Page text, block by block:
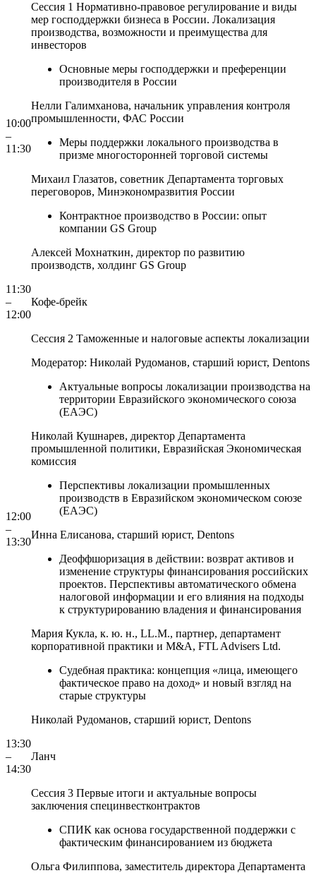
10:00
–
11:30
Сессия 1 Нормативно-правовое регулирование и виды
мер господдержки бизнеса в России. Локализация
производства, возможности и преимущества для
инвесторов
Основные меры господдержки и преференции
производителя в России
Нелли Галимханова, начальник управления контроля
промышленности, ФАС России
Меры поддержки локального производства в
призме многосторонней торговой системы
Михаил Глазатов, советник Департамента торговых
переговоров, Минэкономразвития России
Контрактное производство в России: опыт
компании GS Group
Алексей Мохнаткин, директор по развитию
производств, холдинг GS Group
11:30
–
12:00
Кофе-брейк
12:00
–
13:30
Сессия 2 Таможенные и налоговые аспекты локализации
Модератор: Николай Рудоманов, старший юрист, Dentons
Актуальные вопросы локализации производства на
территории Евразийского экономического союза
(ЕАЭС)
Николай Кушнарев, директор Департамента
промышленной политики, Евразийская Экономическая
комиссия
Перспективы локализации промышленных
производств в Евразийском экономическом союзе
(ЕАЭС)
Инна Елисанова, старший юрист, Dentons
Деоффшоризация в действии: возврат активов и
изменение структуры финансирования российских
проектов. Перспективы автоматического обмена
налоговой информации и его влияния на подходы
к структурированию владения и финансирования
Мария Кукла, к. ю. н., LL.M., партнер, департамент
корпоративной практики и M&A, FTL Advisers Ltd.
Судебная практика: концепция «лица, имеющего
фактическое право на доход» и новый взгляд на
старые структуры
Николай Рудоманов, старший юрист, Dentons
13:30
–
14:30
Ланч
Сессия 3 Первые итоги и актуальные вопросы
заключения специнвестконтрактов
СПИК как основа государственной поддержки с
фактическим финансированием из бюджета
Ольга Филиппова, заместитель директора Департамента